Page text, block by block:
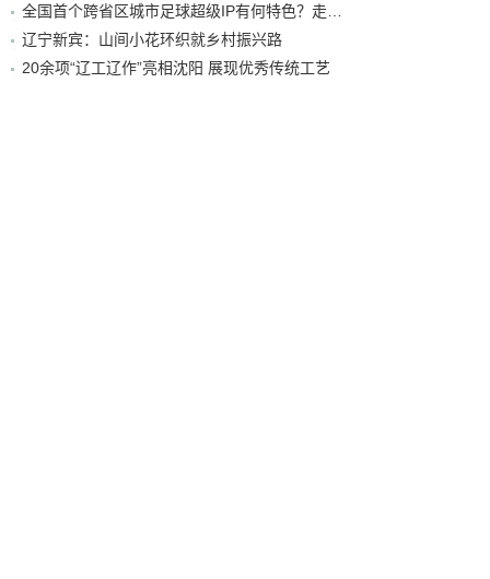
辽宁新宾：山间小花环织就乡村振兴路
20余项“辽工辽作”亮相沈阳 展现优秀传统工艺